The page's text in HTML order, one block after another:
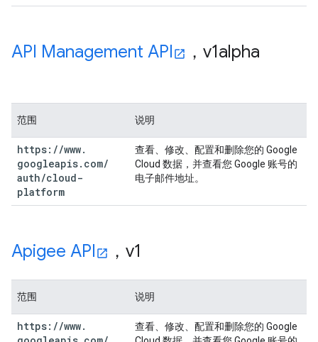
API Management API ，v1alpha
范围 说明
https: //www.
googleapis. com/
auth/cloud-
platform
查看、修改、配置和删除您的 Google
Cloud 数据，并查看您 Google 账号的
电子邮件地址。
Apigee API ，v1
范围 说明
https: //www.
查看、修改、配置和删除您的 Google